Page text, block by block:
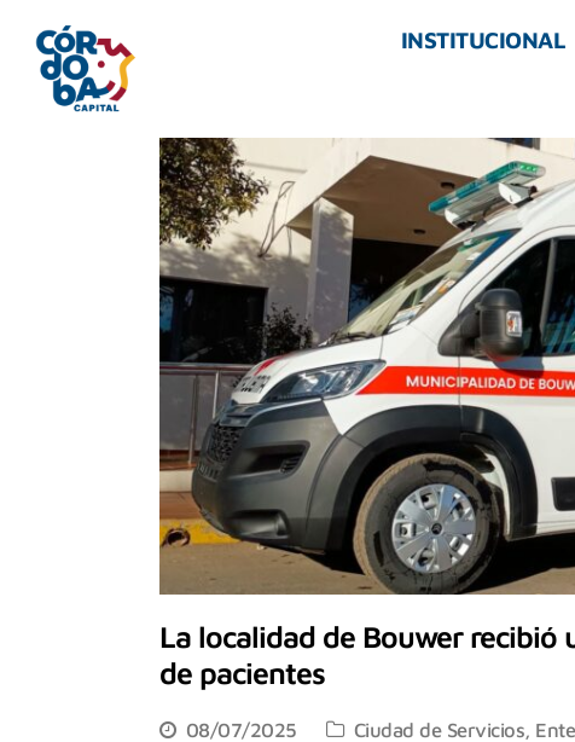
INSTITUCIONAL
La localidad de Bouwer
de pacientes
08/07/2025 Ciudad de Servicios,